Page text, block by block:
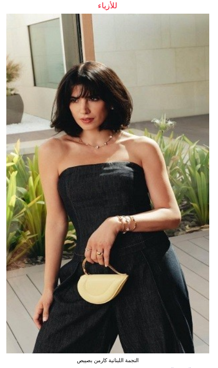
للأزياء
النجمة اللبنانية كارمن بصيبص